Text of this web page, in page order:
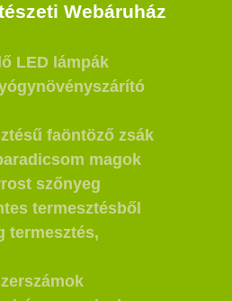
Webáruház
LED lámpák
faöntöző zsák
magok
szőnyeg
termesztésből
termesztés,